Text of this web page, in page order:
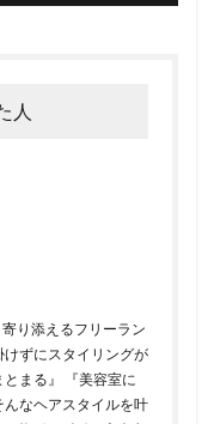
人
り添えるフリーラン
けずにスタイリングが
まる』 『美容室に
なヘアスタイルを叶